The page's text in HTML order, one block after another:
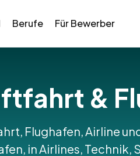
Berufe Für Bewerber
&
Flughafen, Airline
in Airlines,